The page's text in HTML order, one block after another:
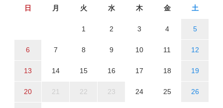
日 月 火 水 木 金 土
1 2 3 4 5
6 7 8 9 10 11 12
13 14 15 16 17 18 19
20 21 22 23 24 25 26